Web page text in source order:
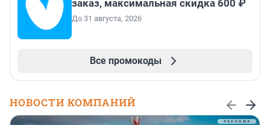
заказ, максимальная скидка 600 ₽
До 31 августа, 2026
Все промокоды
НОВОСТИ КОМПАНИЙ